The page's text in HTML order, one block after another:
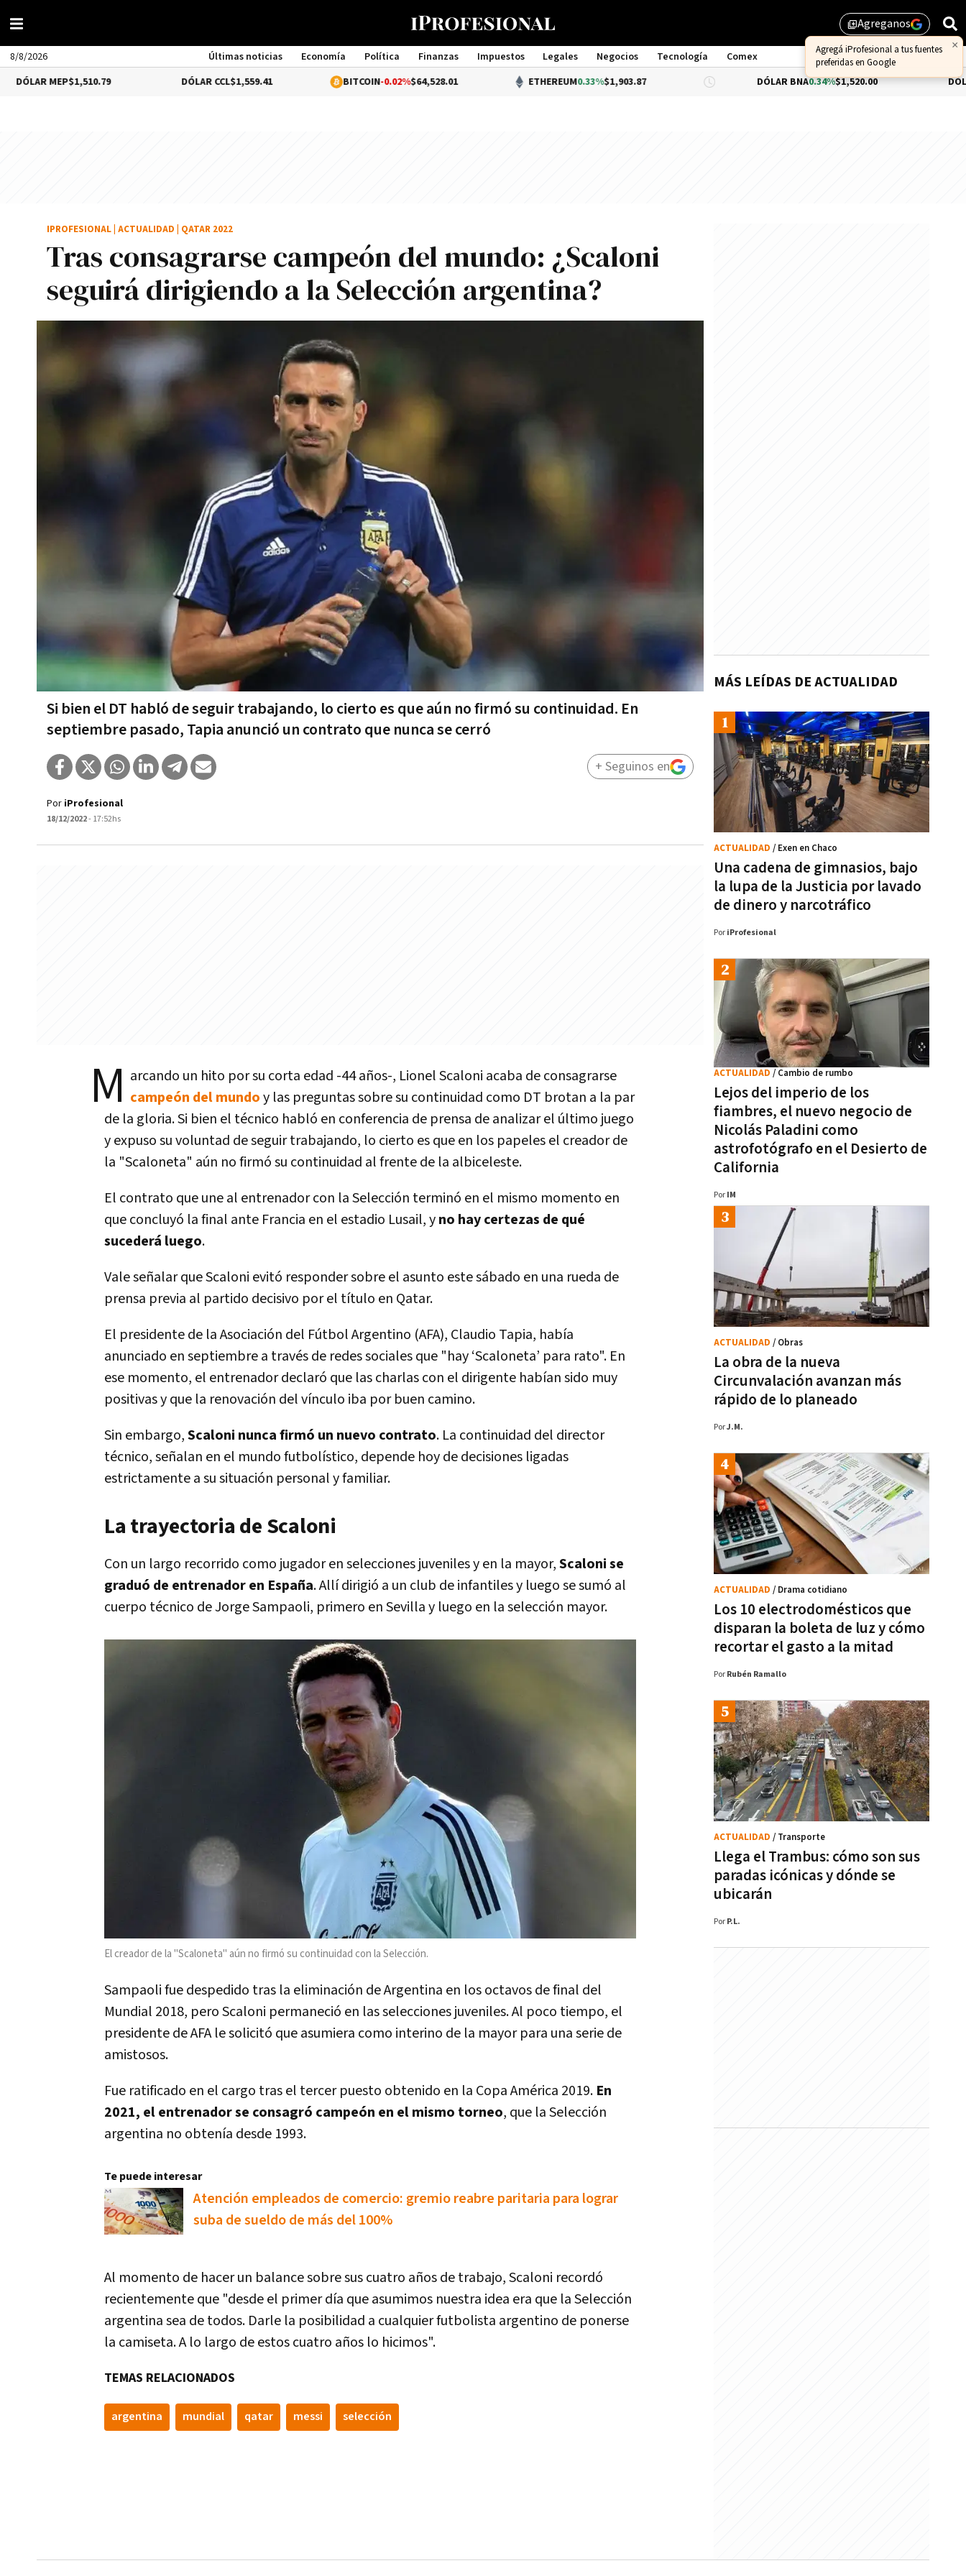
library_addAgreganos
8/8/2026 Últimas noticias Economía Política Finanzas Impuestos Legales Negocios Tecnología
Comex
Management
$1,510.79 $1,559.41 -0.02%$64,528.01 ETHEREUM 0.33%$1,903.87 DÓLAR BNA 0.34%$1,520.00 DÓLAR BLUE
Tras consagrarse campeón del mundo: ¿Scaloni
seguirá dirigiendo a la Selección argentina?
Si bien el DT habló de seguir trabajando, lo cierto es que aún no firmó su continuidad. En
septiembre pasado, Tapia anunció un contrato que nunca se cerró
IPROFESIONAL ACTUALIDAD QATAR 2022
Por iProfesional
18/12/2022- 17:52hs
+ Seguinos en
M arcando un hito por su corta edad -44 años-, Lionel Scaloni acaba de consagrarse
campeón del mundoy las preguntas sobre su continuidad como DT brotan a la par
de la gloria. Si bien el técnico habló en conferencia de prensa de analizar el último juego
y expuso su voluntad de seguir trabajando, lo cierto es que en los papeles el creador de
la "Scaloneta" aún no firmó su continuidad al frente de la albiceleste.
El contrato que une al entrenador con la Selección terminó en el mismo momento en
que concluyó la final ante Francia en el estadio Lusail, yno hay certezas de qué
sucederá luego.
Vale señalar que Scaloni evitó responder sobre el asunto este sábado en una rueda de
prensa previa al partido decisivo por el título en Qatar.
El presidente de la Asociación del Fútbol Argentino (AFA), Claudio Tapia, había
anunciado en septiembre a través de redes sociales que "hay ‘Scaloneta’ para rato". En
ese momento, el entrenador declaró que las charlas con el dirigente habían sido muy
positivas y que la renovación del vínculo iba por buen camino.
Sin embargo,Scaloni nunca firmó un nuevo contrato. La continuidad del director
técnico, señalan en el mundo futbolístico, depende hoy de decisiones ligadas
estrictamente a su situación personal y familiar.
La trayectoria de Scaloni
Con un largo recorrido como jugador en selecciones juveniles y en la mayor,Scaloni se
graduó de entrenador en España. Allí dirigió a un club de infantiles y luego se sumó al
cuerpo técnico de Jorge Sampaoli, primero en Sevilla y luego en la selección mayor.
El creador de la "Scaloneta" aún no firmó su continuidad con la Selección.
Sampaoli fue despedido tras la eliminación de Argentina en los octavos de final del
Mundial 2018, pero Scaloni permaneció en las selecciones juveniles. Al poco tiempo, el
presidente de AFA le solicitó que asumiera como interino de la mayor para una serie de
amistosos.
Fue ratificado en el cargo tras el tercer puesto obtenido en la Copa América 2019. En
2021, el entrenador se consagró campeón en el mismo torneo, que la Selección
argentina no obtenía desde 1993.
Te puede interesar
Atención empleados de comercio: gremio reabre paritaria para lograr
suba de sueldo de más del 100%
Al momento de hacer un balance sobre sus cuatro años de trabajo, Scaloni recordó
recientemente que "desde el primer día que asumimos nuestra idea era que la Selección
argentina sea de todos. Darle la posibilidad a cualquier futbolista argentino de ponerse
la camiseta. A lo largo de estos cuatro años lo hicimos".
TEMAS RELACIONADOS
argentina mundial qatar messi selección
MÁS LEÍDAS DE ACTUALIDAD
Una cadena de gimnasios, bajo
la lupa de la Justicia por lavado
de dinero y narcotráfico
ACTUALIDAD / Exen en Chaco
Por iProfesional
Lejos del imperio de los
fiambres, el nuevo negocio de
Nicolás Paladini como
astrofotógrafo en el Desierto de
California
ACTUALIDAD / Cambio de rumbo
Por IM
La obra de la nueva
Circunvalación avanzan más
rápido de lo planeado
ACTUALIDAD / Obras
PorJ.M.
Los 10 electrodomésticos que
disparan la boleta de luz y cómo
recortar el gasto a la mitad
ACTUALIDAD / Drama cotidiano
Por Rubén Ramallo
Llega el Trambus: cómo son sus
paradas icónicas y dónde se
ubicarán
ACTUALIDAD / Transporte
Por P.L.